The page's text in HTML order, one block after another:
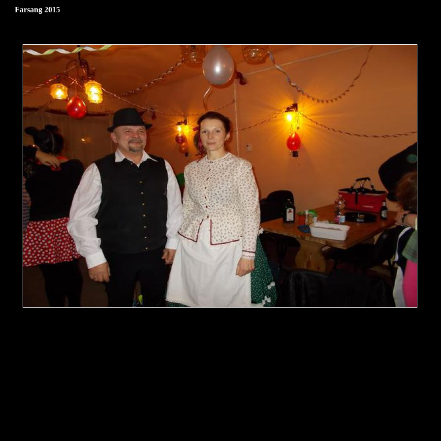
Farsang 2015